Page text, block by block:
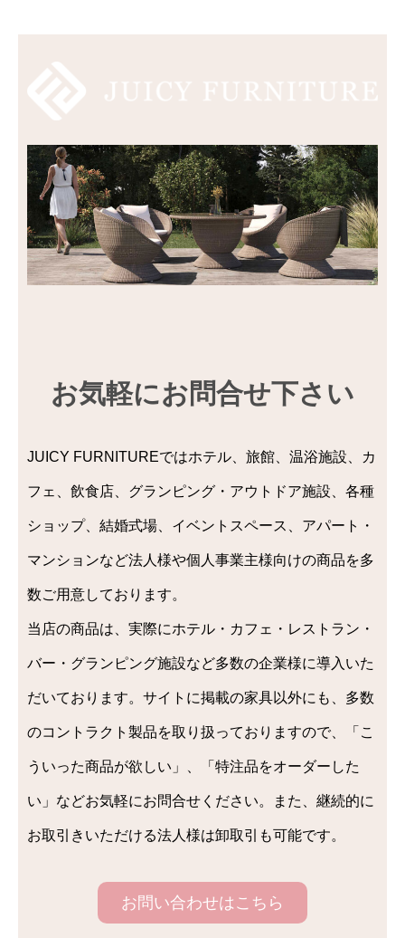
お気軽にお問合せ下さい
JUICY FURNITUREではホテル、旅館、温浴施設、カ
フェ、飲食店、グランピング・アウトドア施設、各種
ショップ、結婚式場、イベントスペース、アパート・
マンションなど法人様や個人事業主様向けの商品を多
数ご用意しております。
当店の商品は、実際にホテル・カフェ・レストラン・
バー・グランピング施設など多数の企業様に導入いた
だいております。サイトに掲載の家具以外にも、多数
のコントラクト製品を取り扱っておりますので、「こ
ういった商品が欲しい」、「特注品をオーダーした
い」などお気軽にお問合せください。また、継続的に
お取引きいただける法人様は卸取引も可能です。
お問い合わせはこちら